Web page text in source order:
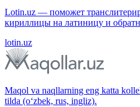
Lotin.uz — поможет
кириллицы на латиницу и
lotin.uz
Maqol va naqllarning eng katta
tilda (o‘zbek, rus, ingliz).